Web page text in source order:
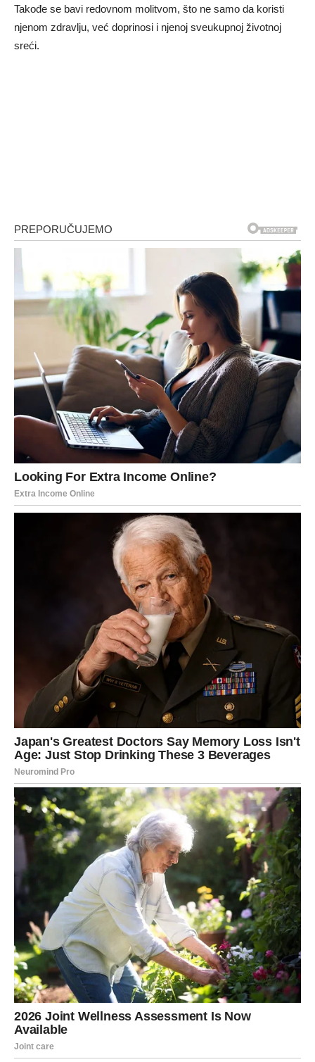
Takođe se bavi redovnom molitvom, što ne samo da koristi
njenom zdravlju, već doprinosi i njenoj sveukupnoj životnoj
sreći.